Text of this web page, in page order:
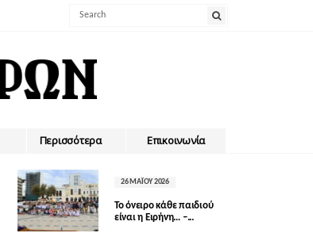
Περισσότερα Επικοινωνία
26 ΜΑΪ́ΟΥ 2026
Το όνειρο κάθε παιδιού
είναι η Ειρήνη… –...